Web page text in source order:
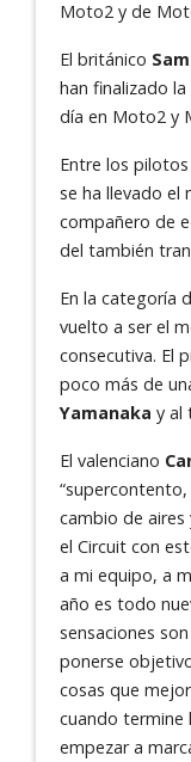
Moto2 y de
El británico
han finalizado
día en Moto2 y
Entre los
se ha llevado
compañero de
del también
En la categoría
vuelto a ser el
consecutiva. El
poco más de
Yamanaka y al
El valenciano
cambio de aires
el Circuit con
a mi equipo, a
año es todo
sensaciones
ponerse
cosas que
cuando
empezar a